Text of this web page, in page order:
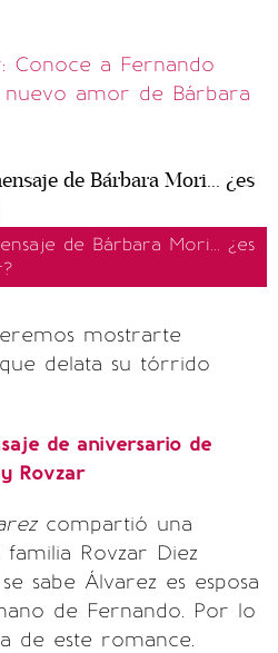
Conoce a Fernando
amor de Bárbara
de Bárbara Mori... ¿es
mostrarte
delata su tórrido
de aniversario de
Rovzar
compartió una
Rovzar Diez
sabe Álvarez es esposa
de Fernando. Por lo
de este romance.